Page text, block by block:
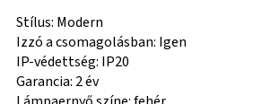
Stílus: Modern
Izzó a csomagolásban: Igen
IP-védettség: IP20
Garancia: 2 év